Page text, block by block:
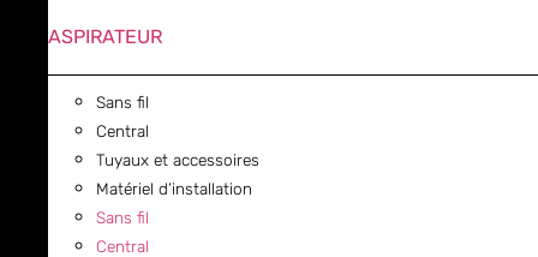
ASPIRATEUR
Sans fil
Central
Tuyaux et accessoires
Matériel d’installation
Sans fil
Central